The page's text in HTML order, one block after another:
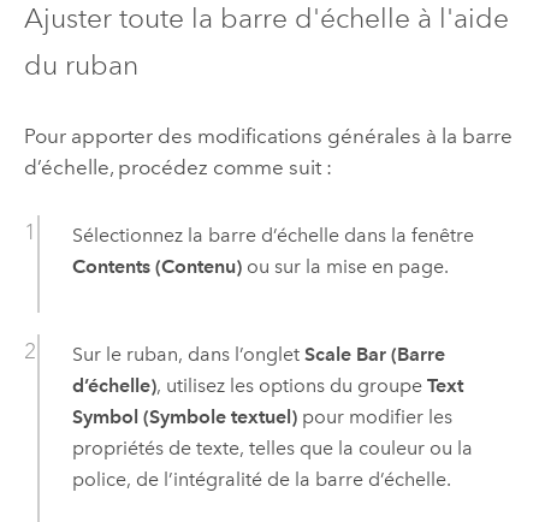
Ajuster toute la barre d'échelle à l'aide
du ruban
Pour apporter des modifications générales à la barre
d’échelle, procédez comme suit :
Sélectionnez la barre d’échelle dans la fenêtre
Contents (Contenu)ou sur la mise en page.
Sur le ruban, dans l’onglet Scale Bar (Barre
d’échelle), utilisez les options du groupe Text
Symbol (Symbole textuel)pour modifier les
propriétés de texte, telles que la couleur ou la
police, de l’intégralité de la barre d’échelle.